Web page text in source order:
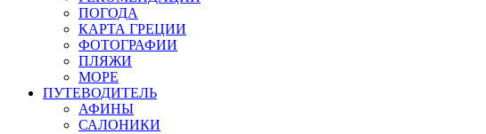
ПОГОДА
КАРТА ГРЕЦИИ
ФОТОГРАФИИ
ПЛЯЖИ
МОРЕ
ПУТЕВОДИТЕЛЬ
АФИНЫ
САЛОНИКИ